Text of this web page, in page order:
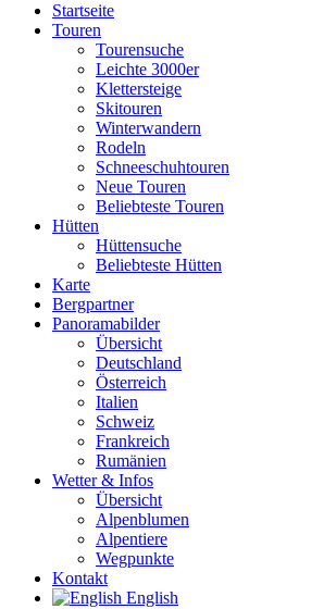
Startseite
Touren
Tourensuche
Leichte 3000er
Klettersteige
Skitouren
Winterwandern
Rodeln
Schneeschuhtouren
Neue Touren
Beliebteste Touren
Hütten
Hüttensuche
Beliebteste Hütten
Karte
Bergpartner
Panoramabilder
Übersicht
Deutschland
Österreich
Italien
Schweiz
Frankreich
Rumänien
Wetter & Infos
Übersicht
Alpenblumen
Alpentiere
Wegpunkte
Kontakt
English